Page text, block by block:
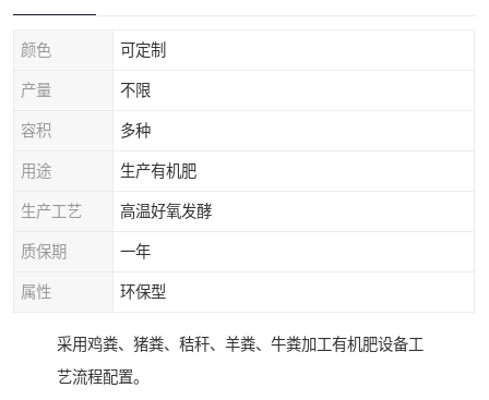
颜色 可定制
产量 不限
容积 多种
用途 生产有机肥
生产工艺 高温好氧发酵
质保期 一年
属性 环保型
采用鸡粪、猪粪、秸秆、羊粪、牛粪加工有机肥设备工
艺流程配置。